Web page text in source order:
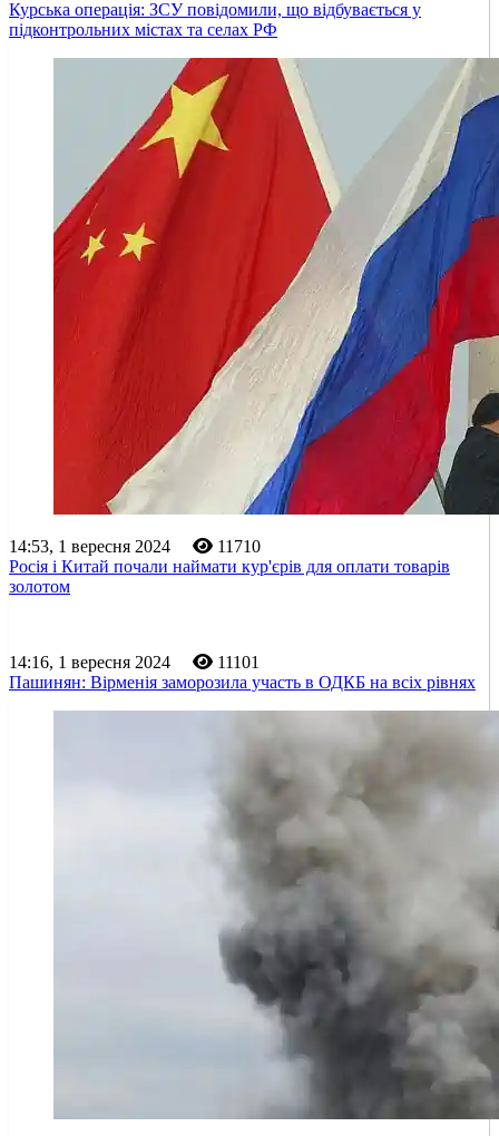
Курська операція: ЗСУ повідомили, що відбувається у
підконтрольних містах та селах РФ
14:53, 1 вересня 2024
11710
Росія і Китай почали наймати кур'єрів для оплати товарів
золотом
14:16, 1 вересня 2024
11101
Пашинян: Вірменія заморозила участь в ОДКБ на всіх рівнях